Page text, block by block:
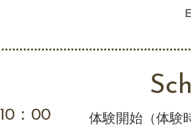
10：00 体験開始（体験